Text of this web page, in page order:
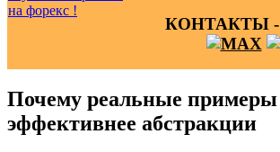
КОНТАКТЫ -
Почему реальные примеры
эффективнее абстракции